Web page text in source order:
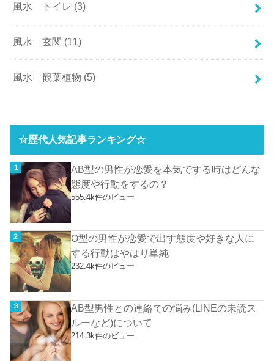
風水 トイレ (3)
風水 玄関 (11)
風水 観葉植物 (5)
☆歴代人気記事ランキング☆
AB型の男性が恋愛を本気でする時はどんな
態度や行動をするの？
555.4k件のビュー
O型の男性が恋愛で出す態度や好きな人に
する行動はやはり単純
232.4k件のビュー
AB型男性との連絡での悩み(LINEの未読ス
ルーなど)について
214.3k件のビュー